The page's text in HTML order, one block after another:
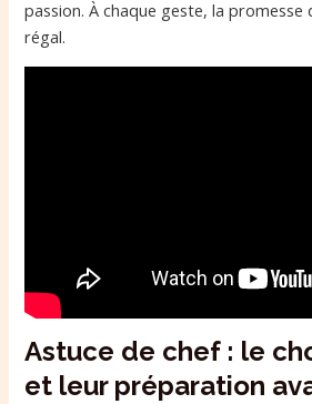
passion. À chaque geste, la promesse
régal.
Astuce de chef : le
et leur préparation